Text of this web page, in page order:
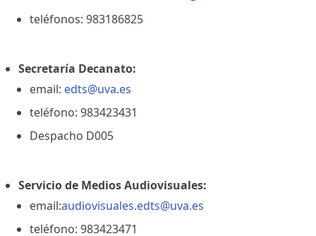
teléfonos: 983186825
Secretaría Decanato:
email: edts@uva.es
teléfono: 983423431
Despacho D005
Servicio de Medios Audiovisuales:
email:audiovisuales.edts@uva.es
teléfono: 983423471